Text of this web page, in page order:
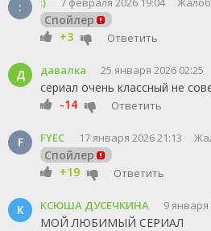
:
Спойлер
+3
Ответить
Д давалка 25 января 2026 02:25
сериал очень классный не
-14
Ответить
F FYEC 17 января 2026 21:13
Спойлер
+19
Ответить
К КСЮША ДУСЕЧКИНА 9 января
МОЙ ЛЮБИМЫЙ СЕРИАЛ